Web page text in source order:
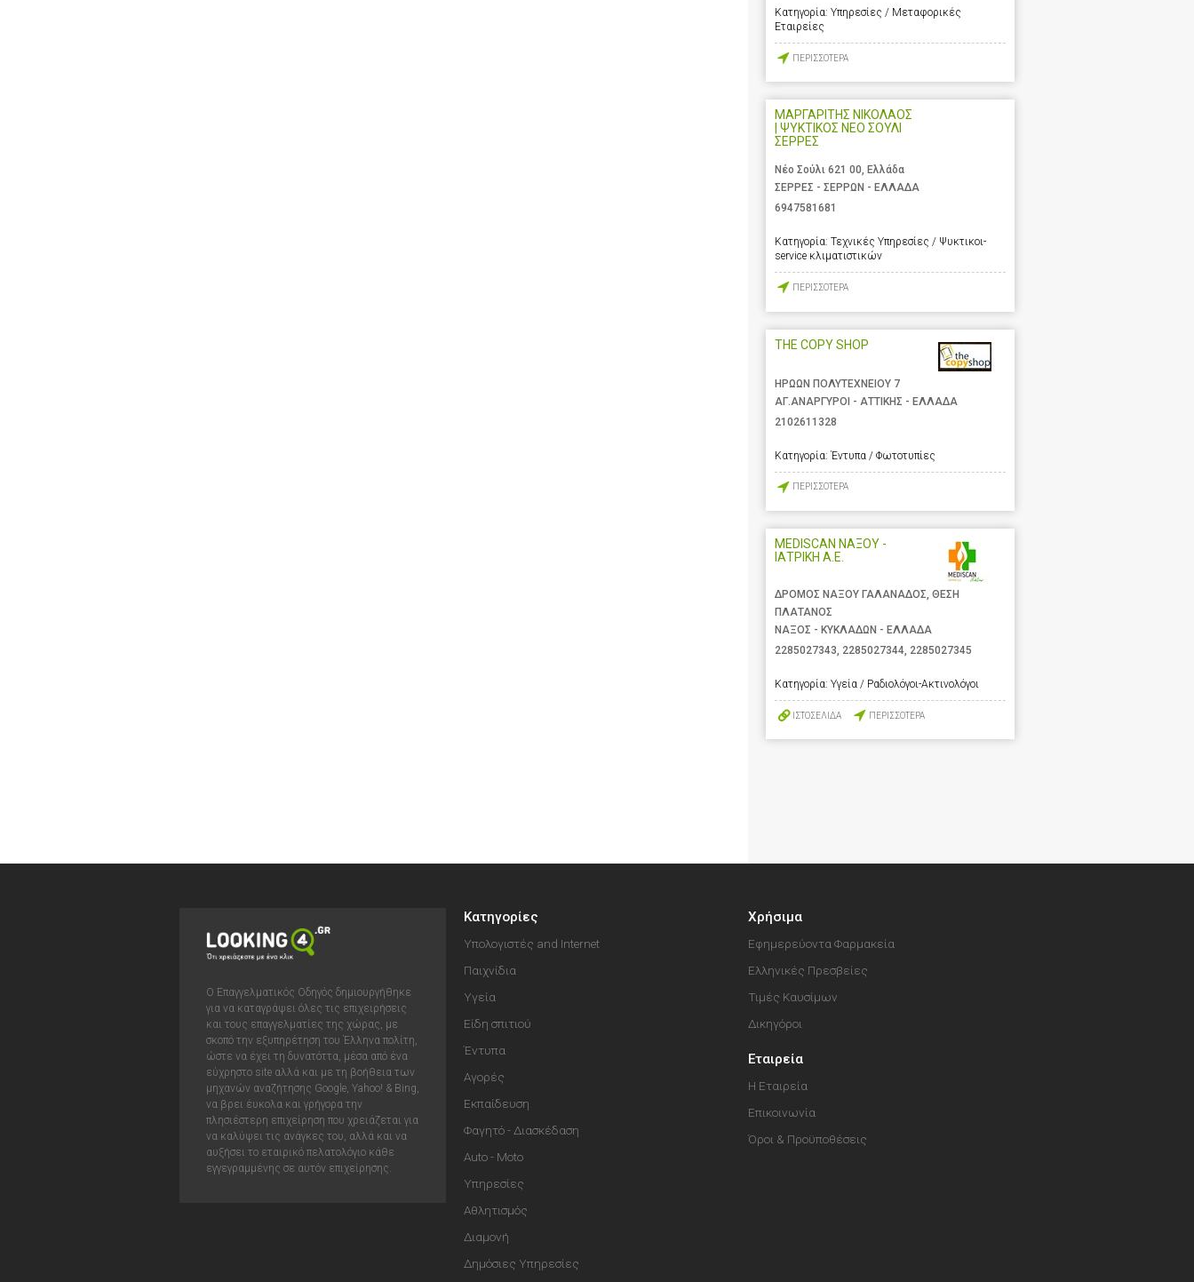
Κατηγορία: Υπηρεσίες / Μεταφορικές
Εταιρείες
ΠΕΡΙΣΣΟΤΕΡΑ
ΜΑΡΓΑΡΙΤΗΣ ΝΙΚΟΛΑΟΣ
| ΨΥΚΤΙΚΟΣ ΝΕΟ ΣΟΥΛΙ
ΣΕΡΡΕΣ
Νέο Σούλι 621 00, Ελλάδα
ΣΕΡΡΕΣ - ΣΕΡΡΩΝ - ΕΛΛΑΔΑ
6947581681
Κατηγορία: Τεχνικές Υπηρεσίες / Ψυκτικοι-
service κλιματιστικών
ΠΕΡΙΣΣΟΤΕΡΑ
THE COPY SHOP
ΗΡΩΩΝ ΠΟΛΥΤΕΧΝΕΙΟΥ 7
ΑΓ.ΑΝΑΡΓΥΡΟΙ - ΑΤΤΙΚΗΣ - ΕΛΛΑΔΑ
2102611328
Κατηγορία: Έντυπα / Φωτοτυπίες
ΠΕΡΙΣΣΟΤΕΡΑ
MEDISCAN ΝΑΞΟΥ -
ΙΑΤΡΙΚΗ Α.Ε.
ΔΡΟΜΟΣ ΝΑΞΟΥ ΓΑΛΑΝΑΔΟΣ, ΘΕΣΗ
ΠΛΑΤΑΝΟΣ
ΝΑΞΟΣ - ΚΥΚΛΑΔΩΝ - ΕΛΛΑΔΑ
2285027343, 2285027344, 2285027345
Κατηγορία: Υγεία / Ραδιολόγοι-Ακτινολόγοι
ΙΣΤΟΣΕΛΙΔΑ ΠΕΡΙΣΣΟΤΕΡΑ
Ο Επαγγελματικός Οδηγός δημιουργήθηκε
για να καταγράψει όλες τις επιχειρήσεις
και τους επαγγελματίες της χώρας, με
σκοπό την εξυπηρέτηση του Έλληνα πολίτη,
ώστε να έχει τη δυνατόττα, μέσα από ένα
εύχρηστο site αλλά και με τη βοήθεια των
μηχανών αναζήτησης Google, Yahoo! & Bing,
να βρει έυκολα και γρήγορα την
πλησιέστερη επιχείρηση που χρειάζεται για
να καλύψει τις ανάγκες του, αλλά και να
αυξήσει το εταιρικό πελατολόγιο κάθε
εγγεγραμμένης σε αυτόν επιχείρησης.
Κατηγορίες
Υπολογιστές and Internet
Παιχνίδια
Υγεία
Είδη σπιτιού
Έντυπα
Αγορές
Εκπαίδευση
Φαγητό - Διασκέδαση
Auto - Moto
Υπηρεσίες
Αθλητισμός
Διαμονή
Δημόσιες Υπηρεσίες
Χρήσιμα
Εφημερεύοντα Φαρμακεία
Ελληνικές Πρεσβείες
Τιμές Καυσίμων
Δικηγόροι
Εταιρεία
Η Εταιρεία
Επικοινωνία
Όροι & Προϋποθέσεις